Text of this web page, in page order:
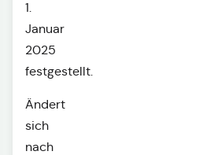
1.
Januar
2025
festgestellt.
Ändert
sich
nach